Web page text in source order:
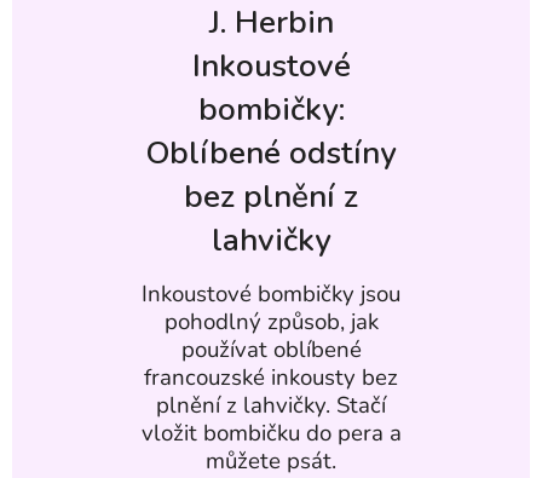
J. Herbin
Inkoustové
bombičky:
Oblíbené odstíny
bez plnění z
lahvičky
Inkoustové bombičky jsou
pohodlný způsob, jak
používat oblíbené
francouzské inkousty bez
plnění z lahvičky. Stačí
vložit bombičku do pera a
můžete psát.